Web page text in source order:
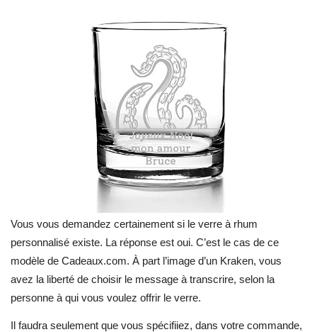
Vous vous demandez certainement si le verre à rhum
personnalisé existe. La réponse est oui. C’est le cas de ce
modèle de Cadeaux.com. À part l’image d’un Kraken, vous
avez la liberté de choisir le message à transcrire, selon la
personne à qui vous voulez offrir le verre.
Il faudra seulement que vous spécifiiez, dans votre commande,